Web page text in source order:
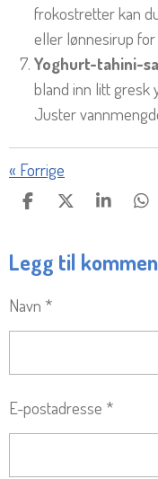
frokostretter kan
eller lønnesirup
Yoghurt-tahini-
bland inn litt gresk
Juster
« Forrige
D
D
E
D
D
Legg til
Navn *
E-postadresse *